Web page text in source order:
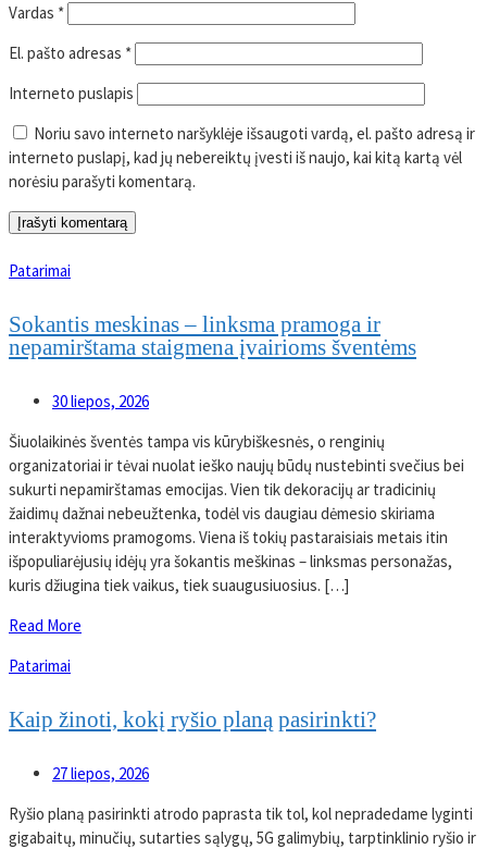
Vardas *
El. pašto adresas *
Interneto puslapis
Noriu savo interneto naršyklėje išsaugoti vardą, el. pašto adresą ir
interneto puslapį, kad jų nebereiktų įvesti iš naujo, kai kitą kartą vėl
norėsiu parašyti komentarą.
Patarimai
Sokantis meskinas – linksma pramoga ir
nepamirštama staigmena įvairioms šventėms
30 liepos, 2026
Šiuolaikinės šventės tampa vis kūrybiškesnės, o renginių
organizatoriai ir tėvai nuolat ieško naujų būdų nustebinti svečius bei
sukurti nepamirštamas emocijas. Vien tik dekoracijų ar tradicinių
žaidimų dažnai nebeužtenka, todėl vis daugiau dėmesio skiriama
interaktyvioms pramogoms. Viena iš tokių pastaraisiais metais itin
išpopuliarėjusių idėjų yra šokantis meškinas – linksmas personažas,
kuris džiugina tiek vaikus, tiek suaugusiuosius. […]
Read More
Patarimai
Kaip žinoti, kokį ryšio planą pasirinkti?
27 liepos, 2026
Ryšio planą pasirinkti atrodo paprasta tik tol, kol nepradedame lyginti
gigabaitų, minučių, sutarties sąlygų, 5G galimybių, tarptinklinio ryšio ir